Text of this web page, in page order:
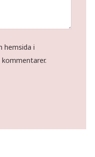
hemsida i